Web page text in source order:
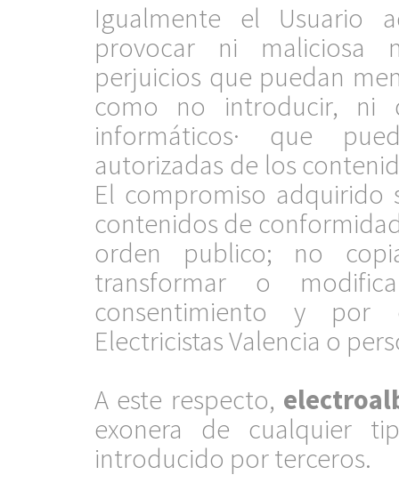
Igualmente el Usuario
provocar ni maliciosa
perjuicios que puedan
como no introducir, ni
informáticos· que
autorizadas de los
El compromiso
contenidos de
orden publico; no
transformar o
consentimiento y
Electricistas Valencia o
A este respecto,
exonera de cualquier
introducido por terceros.